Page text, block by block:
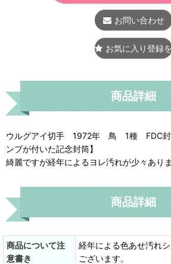
お問い合わせ
お気に入り登録を
商品詳細
ウルグアイ切手 1972年 鳥 1種 FDC封
ンプが付いた記念封筒】
綺麗ですが経年によるヨレ汚れが少々ありま
商品詳細
商品について注
意書き
経年による色あせ汚れ
ございます。